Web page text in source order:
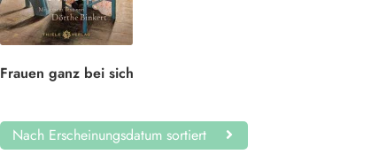
Frauen ganz bei sich
Nach Erscheinungsdatum sortiert